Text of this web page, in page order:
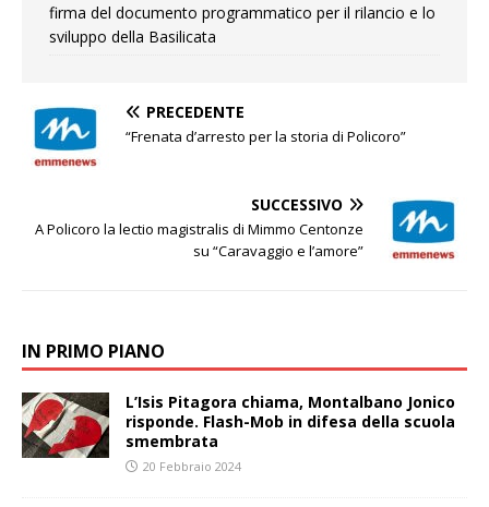
firma del documento programmatico per il rilancio e lo
sviluppo della Basilicata
PRECEDENTE
“Frenata d’arresto per la storia di Policoro”
SUCCESSIVO
A Policoro la lectio magistralis di Mimmo Centonze
su “Caravaggio e l’amore”
IN PRIMO PIANO
L’Isis Pitagora chiama, Montalbano Jonico
risponde. Flash-Mob in difesa della scuola
smembrata
20 Febbraio 2024